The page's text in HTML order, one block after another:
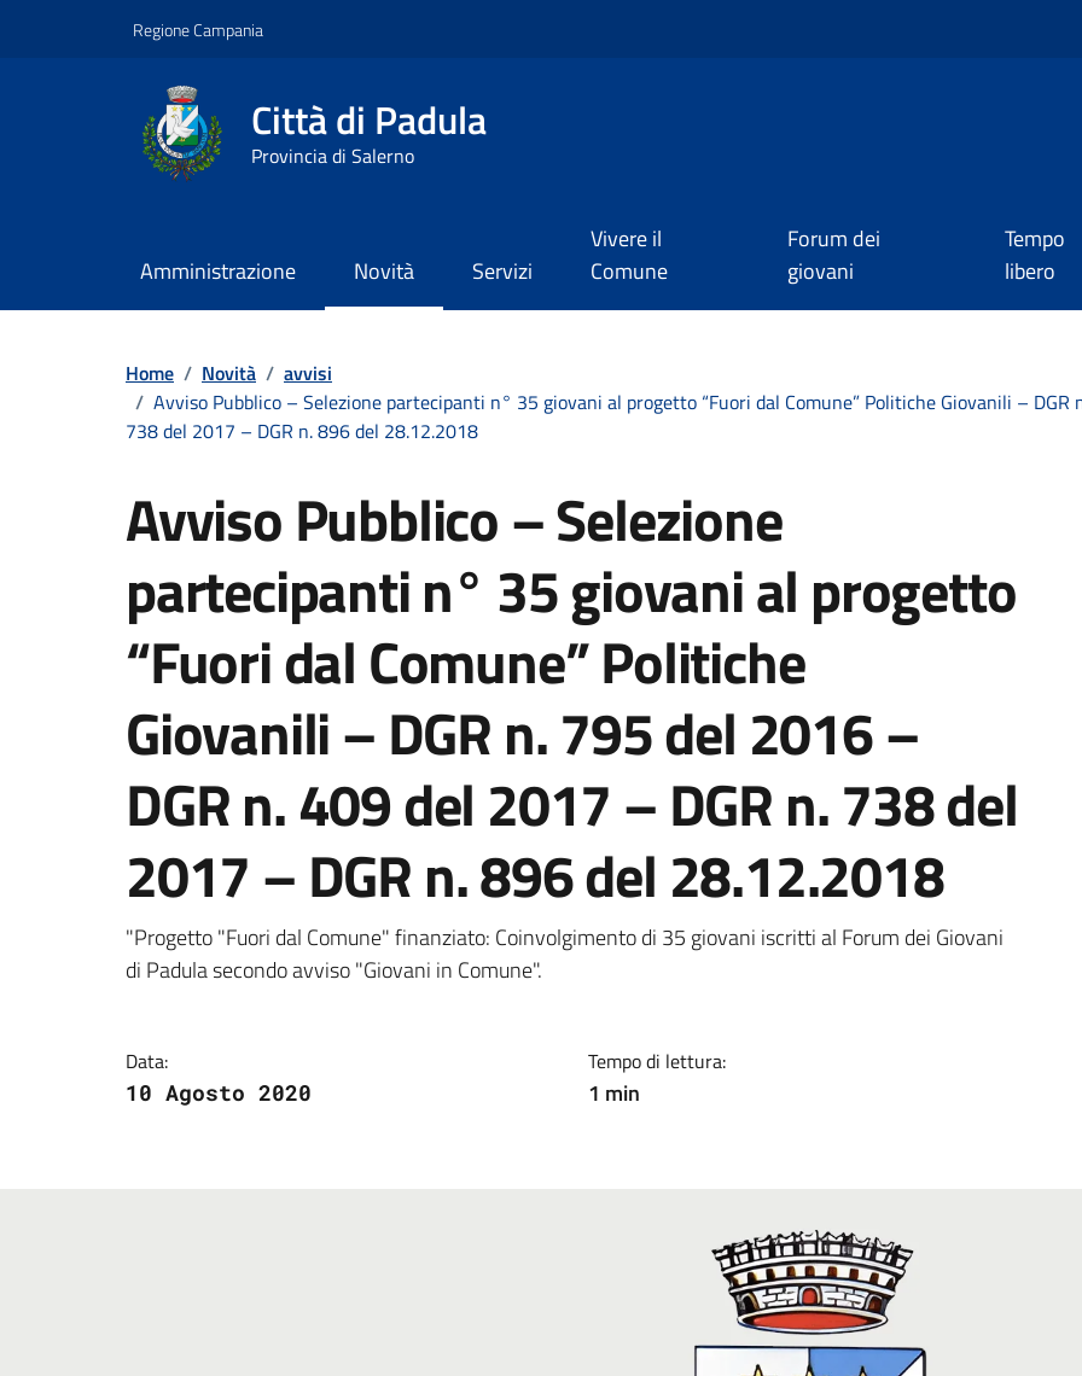
Regione Campania
Città di Padula
Provincia di Salerno
Amministrazione Novità Servizi
Vivere il
Comune
Forum dei
giovani
Tempo
libero
Home / Novità / avvisi
/ Avviso Pubblico – Selezione partecipanti n° 35 giovani al progetto “Fuori dal Comune” Politiche Giovanili –
738 del 2017 – DGR n. 896 del 28.12.2018
Avviso Pubblico – Selezione
partecipanti n° 35 giovani al progetto
“Fuori dal Comune” Politiche
Giovanili – DGR n. 795 del 2016 –
DGR n. 409 del 2017 – DGR n. 738 del
2017 – DGR n. 896 del 28.12.2018
Dettagli della notizia
"Progetto "Fuori dal Comune" finanziato: Coinvolgimento di 35 giovani iscritti al Forum dei Giovani
di Padula secondo avviso "Giovani in Comune".
Data:
10 Agosto 2020
Tempo di lettura:
1 min